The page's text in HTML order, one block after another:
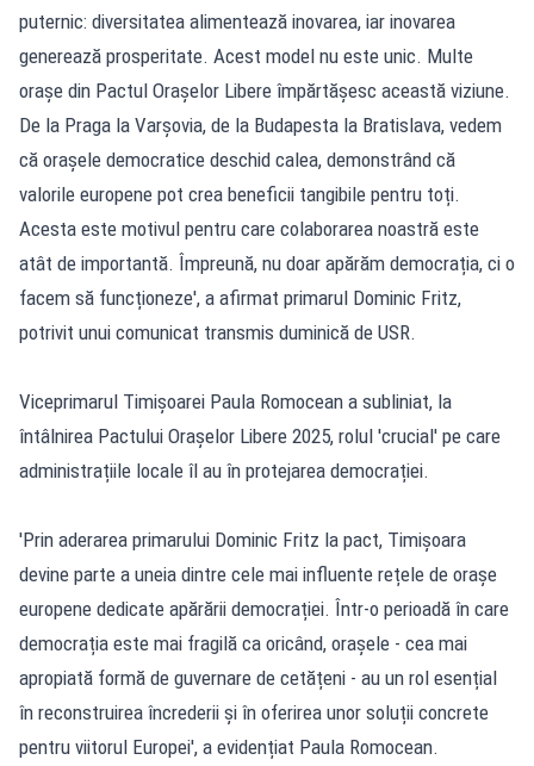
puternic: diversitatea alimentează inovarea, iar inovarea
generează prosperitate. Acest model nu este unic. Multe
orașe din Pactul Orașelor Libere împărtășesc această viziune.
De la Praga la Varșovia, de la Budapesta la Bratislava, vedem
că orașele democratice deschid calea, demonstrând că
valorile europene pot crea beneficii tangibile pentru toți.
Acesta este motivul pentru care colaborarea noastră este
atât de importantă. Împreună, nu doar apărăm democrația, ci o
facem să funcționeze', a afirmat primarul Dominic Fritz,
potrivit unui comunicat transmis duminică de USR.
Viceprimarul Timișoarei Paula Romocean a subliniat, la
întâlnirea Pactului Orașelor Libere 2025, rolul 'crucial' pe care
administrațiile locale îl au în protejarea democrației.
'Prin aderarea primarului Dominic Fritz la pact, Timișoara
devine parte a uneia dintre cele mai influente rețele de orașe
europene dedicate apărării democrației. Într-o perioadă în care
democrația este mai fragilă ca oricând, orașele - cea mai
apropiată formă de guvernare de cetățeni - au un rol esențial
în reconstruirea încrederii și în oferirea unor soluții concrete
pentru viitorul Europei', a evidențiat Paula Romocean.